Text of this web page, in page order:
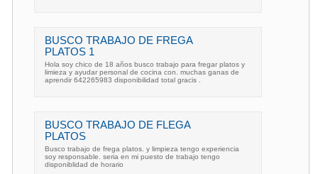
BUSCO TRABAJO DE FREGA
PLATOS 1
Hola soy chico de 18 años busco trabajo para fregar platos y
limieza y ayudar personal de cocina con. muchas ganas de
aprendir 642265983 disponibilidad total gracis .
BUSCO TRABAJO DE FLEGA
PLATOS
Busco trabajo de frega platos. y limpieza tengo experiencia
soy responsable. seria en mi puesto de trabajo tengo
disponiblidad de horario